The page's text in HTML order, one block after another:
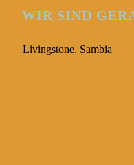
WIR SIND
Livingstone, Sambia